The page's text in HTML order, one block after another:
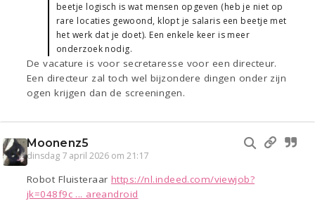
beetje logisch is wat mensen opgeven (heb je niet op
rare locaties gewoond, klopt je salaris een beetje met
het werk dat je doet). Een enkele keer is meer
onderzoek nodig.
De vacature is voor secretaresse voor een directeur.
Een directeur zal toch wel bijzondere dingen onder zijn
ogen krijgen dan de screeningen.
Moonenz5
dinsdag 7 april 2026 om 21:17
Robot Fluisteraar https://nl.indeed.com/viewjob?
jk=048f9c ... areandroid